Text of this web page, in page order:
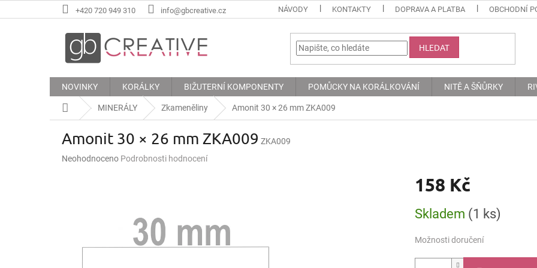
na
+420 720 949 310 info@gbcreative.cz NÁVODY KONTAKTY DOPRAVA A PLATBA OBCHODNÍ
HLEDAT
NOVINKY KORÁLKY BIŽUTERNÍ KOMPONENTY POMŮCKY NA KORÁLKOVÁNÍ NITĚ A ŠŇŮRKY
Domů MINERÁLY Zkameněliny Amonit 30 × 26 mm ZKA009
Amonit 30 × 26 mm ZKA009 ZKA009
Průměrné
Neohodnoceno Podrobnosti hodnocení
158 Kč
cena:
Skladem (1 ks)
Možnosti doručení